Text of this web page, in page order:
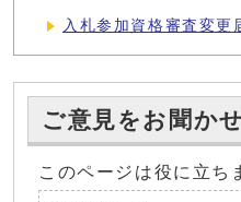
入札参加資格審査変更
ご意見をお聞か
このページは役に立ち